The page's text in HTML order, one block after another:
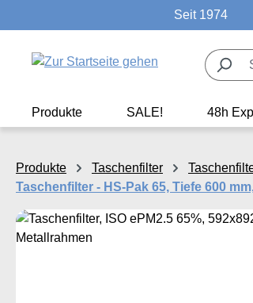
Zur Hauptnavigation springenSeit 1974
Produkte SALE! 48h
Produkte Taschenfilter
Taschenfilter - HS-Pak 65, Tiefe 600
Bildergalerie überspringen